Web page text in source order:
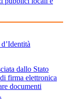
dallo Stato
firma elettronica
documenti